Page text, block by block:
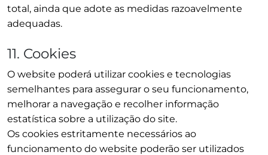
total, ainda que adote as medidas razoavelmente
adequadas.
11. Cookies
O website poderá utilizar cookies e tecnologias
semelhantes para assegurar o seu funcionamento,
melhorar a navegação e recolher informação
estatística sobre a utilização do site.
Os cookies estritamente necessários ao
funcionamento do website poderão ser utilizados